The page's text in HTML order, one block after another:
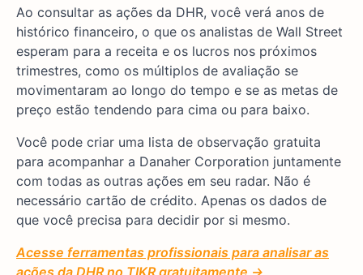
Ao consultar as ações da DHR, você verá anos de
histórico financeiro, o que os analistas de Wall Street
esperam para a receita e os lucros nos próximos
trimestres, como os múltiplos de avaliação se
movimentaram ao longo do tempo e se as metas de
preço estão tendendo para cima ou para baixo.
Você pode criar uma lista de observação gratuita
para acompanhar a Danaher Corporation juntamente
com todas as outras ações em seu radar. Não é
necessário cartão de crédito. Apenas os dados de
que você precisa para decidir por si mesmo.
Acesse ferramentas profissionais para analisar as
ações da DHR no TIKR gratuitamente →